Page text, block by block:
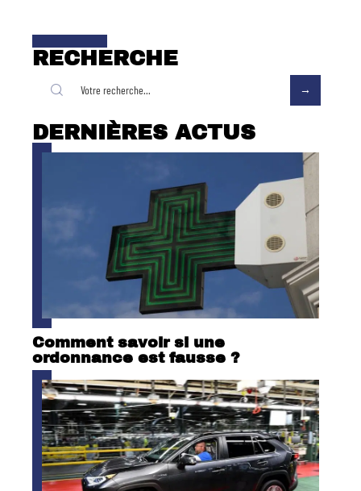
RECHERCHE
DERNIÈRES ACTUS
Comment savoir si une
ordonnance est fausse ?